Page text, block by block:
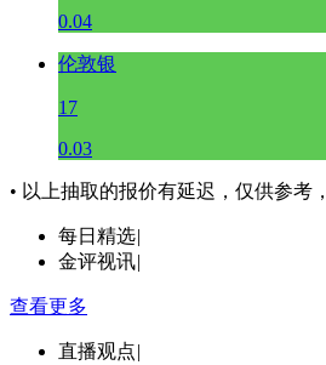
0.04
伦敦银
17
0.03
• 以上抽取的报价有延迟，仅供参考
每日精选|
金评视讯|
查看更多
直播观点|